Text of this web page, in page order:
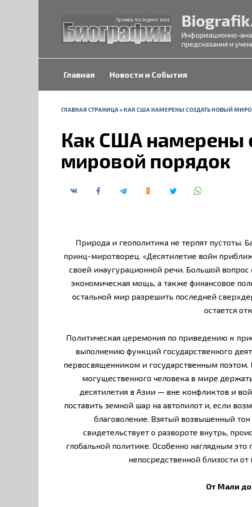
Информационно-
предсказания и
Главная Новости и События
ГЛАВНАЯ СТРАНИЦА» КАК США НАМЕРЕНЫ СОЗДАТЬ НОВЫЙ
Как США намерены
мировой порядок
Природа и геополитика не терпят пустоты.
принц-миротворец. «Десятилетие войн
своей инаугурационной речи. Большой вопрос
экономическая мощь, а также финансовое
остальной мир разрешить последней
остается
Политическая церемония по приведению к
выполнению функций государственного
первосвященником и государственным поэтом.
могущественного человека в мире
десятилетия в Азии — вне конфликтов и
поставить земной шар на автопилот и, если
благоволение. Взятый возвышенный
свидетельствует о развороте внутрь,
глобальной политике. Особенно наглядным
непосредственной близости
От Мали до